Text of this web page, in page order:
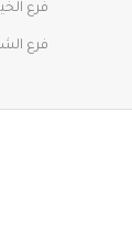
فرع
فرع